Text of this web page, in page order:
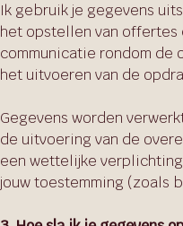
Ik gebruik je gegevens
het opstellen van offertes
communicatie rondom de
het uitvoeren van de
Gegevens worden
de uitvoering van de
een wettelijke
jouw toestemming (zoals